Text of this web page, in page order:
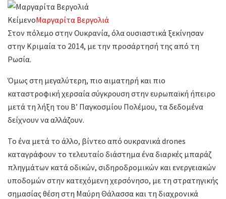
ΚείμενοΜαργαρίτα Βεργολιά
Στον πόλεμο στην Ουκρανία, όλα ουσιαστικά ξεκίνησαν
στην Κριμαία το 2014, με την προσάρτησή της από τη
Ρωσία.
Όμως στη μεγαλύτερη, πιο αιματηρή και πιο
καταστροφική χερσαία σύγκρουση στην ευρωπαϊκή ήπειρο
μετά τη λήξη του Β’ Παγκοσμίου Πολέμου, τα δεδομένα
δείχνουν να αλλάζουν.
Το ένα μετά το άλλο, βίντεο από ουκρανικά drones
καταγράφουν το τελευταίο διάστημα ένα διαρκές μπαράζ
πληγμάτων κατά οδικών, σιδηροδρομικών και ενεργειακών
υποδομών στην κατεχόμενη χερσόνησο, με τη στρατηγικής
σημασίας θέση στη Μαύρη Θάλασσα και τη διαχρονικά